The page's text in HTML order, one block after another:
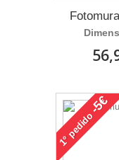
1°
pedido
-5€